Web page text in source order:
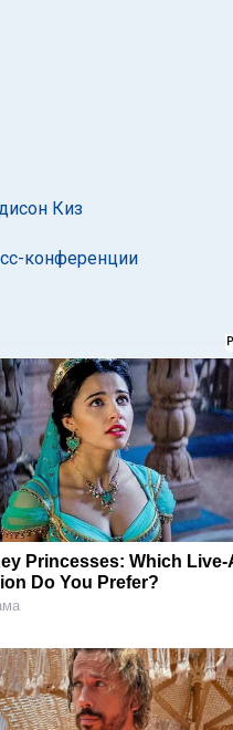
Киз
конференции
Princesses: Which
Do You Prefer?